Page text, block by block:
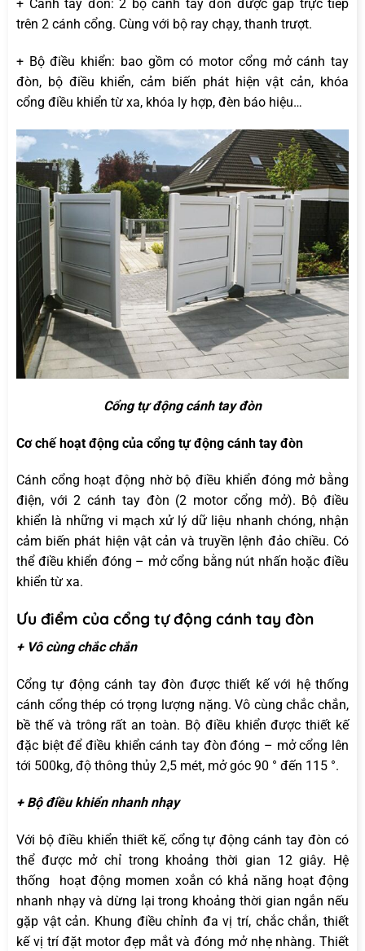
+ Cánh tay đòn: 2 bộ cánh tay đòn được gắp trực tiếp
trên 2 cánh cổng. Cùng với bộ ray chạy, thanh trượt.
+ Bộ điều khiển: bao gồm có motor cổng mở cánh tay
đòn, bộ điều khiển, cảm biến phát hiện vật cản, khóa
cổng điều khiển từ xa, khóa ly hợp, đèn báo hiệu…
Cổng tự động cánh tay đòn
Cơ chế hoạt động của cổng tự động cánh tay đòn
Cánh cổng hoạt động nhờ bộ điều khiển đóng mở bằng
điện, với 2 cánh tay đòn (2 motor cổng mở). Bộ điều
khiển là những vi mạch xử lý dữ liệu nhanh chóng, nhận
cảm biến phát hiện vật cản và truyền lệnh đảo chiều. Có
thể điều khiển đóng – mở cổng bằng nút nhấn hoặc điều
khiển từ xa.
Ưu điểm của cổng tự động cánh tay đòn
+ Vô cùng chắc chắn
Cổng tự động cánh tay đòn được thiết kế với hệ thống
cánh cổng thép có trọng lượng nặng. Vô cùng chắc chắn,
bề thế và trông rất an toàn. Bộ điều khiển được thiết kế
đặc biệt để điều khiển cánh tay đòn đóng – mở cổng lên
tới 500kg, độ thông thủy 2,5 mét, mở góc 90 ° đến 115 °.
+ Bộ điều khiển nhanh nhạy
Với bộ điều khiển thiết kế, cổng tự động cánh tay đòn có
thể được mở chỉ trong khoảng thời gian 12 giây. Hệ
thống hoạt động momen xoắn có khả năng hoạt động
nhanh nhạy và dừng lại trong khoảng thời gian ngắn nếu
gặp vật cản. Khung điều chỉnh đa vị trí, chắc chắn, thiết
kế vị trí đặt motor đẹp mắt và đóng mở nhẹ nhàng. Thiết